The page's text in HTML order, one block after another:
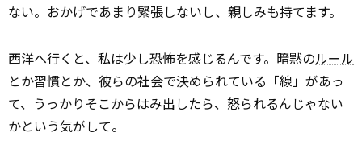
ない。おかげであまり緊張しないし、親しみも持てます。
西洋へ行くと、私は少し恐怖を感じるんです。暗黙のルール
とか習慣とか、彼らの社会で決められている「線」があっ
て、うっかりそこからはみ出したら、怒られるんじゃない
かという気がして。